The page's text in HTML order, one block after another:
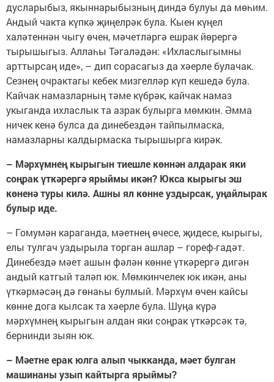
дусларыбыз, якыннарыбызның диндә булуы да мөһим.
Андый чакта күпкә җиңелрәк була. Кыен күңел
халәтеннән чыгу өчен, мәчетләргә ешрак йөрергә
тырышыгыз. Аллаһы Тәгаләдән: «Ихласлыгымны
арттырсаң иде», – дип сорасагыз да хәерле булачак.
Сезнең очрактагы кебек мизгелләр күп кешедә була.
Кайчак намазларның тәме күбрәк, кайчак намаз
укыганда ихласлык та азрак булырга мөмкин. Әмма
ничек кенә булса да динебездән тайпылмаска,
намазларны калдырмаска тырышырга кирәк.
– Мәрхүмнең кырыгын тиешле көннән алдарак яки
соңрак үткәрергә ярыймы икән? Юкса кырыгы эш
көненә туры килә. Ашны ял көнне уздырсак, уңайлырак
булыр иде.
– Гомумән караганда, мәетнең өчесе, җидесе, кырыгы,
елы тулгач уздырыла торган ашлар – гореф-гадәт.
Динебездә мәет ашын фәлән көнне үткәрергә дигән
андый катгый таләп юк. Мөмкинчелек юк икән, аны
үткәрмәсәң дә гөнаһы булмый. Мәрхүм өчен кайсы
көнне дога кылсак та хәерле була. Шуңа күрә
мәрхүмнең кырыгын алдан яки соңрак үткәрсәк тә,
бернинди зыян юк.
– Мәетне ерак юлга алып чыкканда, мәет булган
машинаны узып кайтырга ярыймы?